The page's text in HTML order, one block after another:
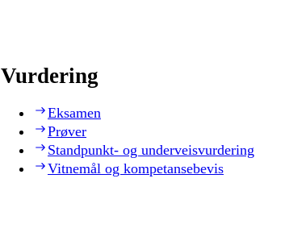
Vurdering
Eksamen
Prøver
Standpunkt- og underveisvurdering
Vitnemål og kompetansebevis